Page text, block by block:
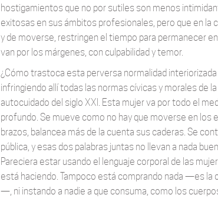
hostigamientos que no por sutiles son menos
exitosas en sus ámbitos profesionales, pero que en la
y de moverse, restringen el tiempo para permanecer
van por los márgenes, con culpabilidad y temor.
¿Cómo trastoca esta perversa normalidad
infringiendo allí todas las normas cívicas y morales de
autocuidado del siglo XXI. Esta mujer va por todo el
profundo. Se mueve como no hay que moverse en los
brazos, balancea más de la cuenta sus caderas. Se
pública, y esas dos palabras juntas no llevan a nada
Pareciera estar usando el lenguaje corporal de las
está haciendo. Tampoco está comprando nada —es la
—, ni instando a nadie a que consuma, como los